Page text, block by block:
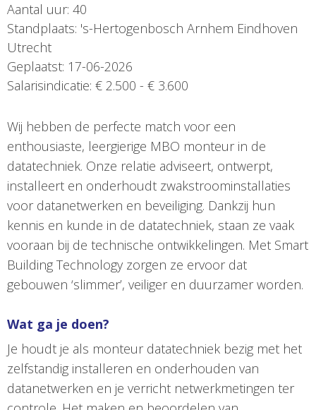
Aantal uur: 40
Standplaats: 's-Hertogenbosch Arnhem Eindhoven
Utrecht
Geplaatst: 17-06-2026
Salarisindicatie: € 2.500 - € 3.600
Wij hebben de perfecte match voor een
enthousiaste, leergierige MBO monteur in de
datatechniek. Onze relatie adviseert, ontwerpt,
installeert en onderhoudt zwakstroominstallaties
voor datanetwerken en beveiliging. Dankzij hun
kennis en kunde in de datatechniek, staan ze vaak
vooraan bij de technische ontwikkelingen. Met Smart
Building Technology zorgen ze ervoor dat
gebouwen ‘slimmer’, veiliger en duurzamer worden.
Wat ga je doen?
Je houdt je als monteur datatechniek bezig met het
zelfstandig installeren en onderhouden van
datanetwerken en je verricht netwerkmetingen ter